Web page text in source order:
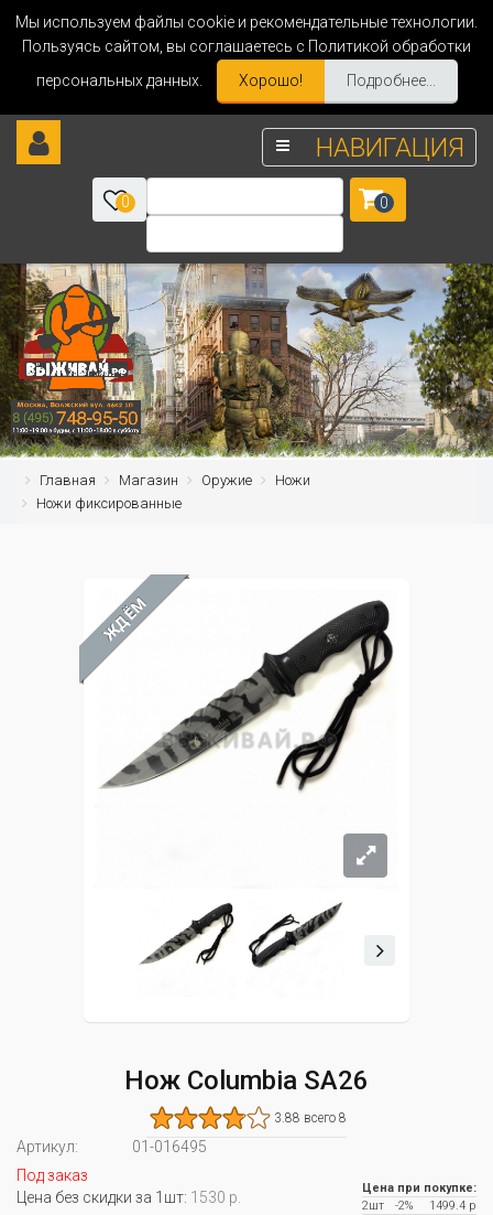
Мы используем файлы cookie и рекомендательные технологии.
Пользуясь сайтом, вы соглашаетесь с Политикой обработки
персональных данных.
Хорошо! Подробнее...
НАВИГАЦИЯ
0 0
Главная Магазин Оружие
Ножи
Ножи фиксированные
ЖДЁМ
Нож Columbia SA26
3.88 всего 8
Артикул:
01-016495
Под заказ
Цена без скидки за 1шт: 1530 р.
Цена при покупке:
2шт
-2%
1499.4 р